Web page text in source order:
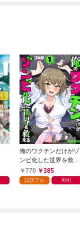
俺のワクチンだけがゾ
ンビ化した世界を救え
る 1巻
770 385
試読フル 割引